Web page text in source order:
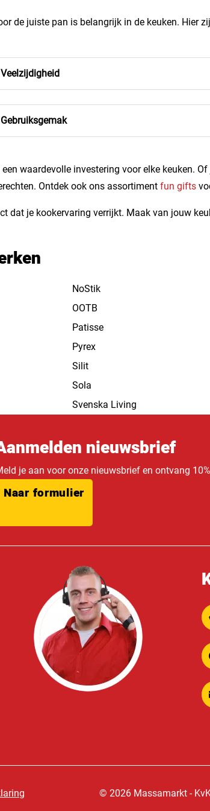
de juiste pan is belangrijk in de keuken. Hier
Veelzijdigheid
Gebruiksgemak
waardevolle investering voor elke keuken.
Ontdek ook ons assortiment fun gifts
je kookervaring verrijkt. Maak van jouw
NoStik
OOTB
Patisse
Pyrex
Silit
Sola
Svenska Living
nieuwsbrief
je aan voor onze nieuwsbrief en ontvang
Naar formulier
© 2026 Massamarkt -